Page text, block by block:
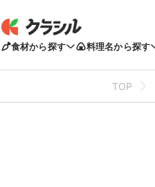
食材から探す 料理名から探す
TOP